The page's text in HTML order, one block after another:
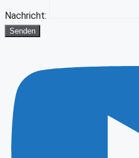
Nachricht:
Senden